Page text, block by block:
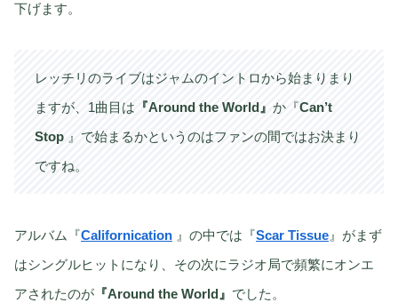
下げます。
レッチリのライブはジャムのイントロから始まりまり
ますが、1曲目は 『Around the World』 か『Can’t
Stop 』で始まるかというのはファンの間ではお決まり
ですね。
アルバム『Californication 』の中では『Scar Tissue 』がまず
はシングルヒットになり、その次にラジオ局で頻繁にオンエ
アされたのが 『Around the World』 でした。